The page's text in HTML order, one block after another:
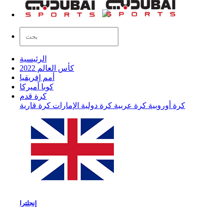
الرئيسية
كأس العالم 2022
أمم إفريقيا
كوبا أميركا
كرة قدم
كرة أوروبية كرة عربية كرة دولية الإمارات كرة قارية
إنجلترا